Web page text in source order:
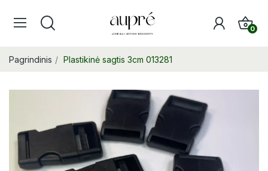
0
Pagrindinis Plastikinė sagtis 3cm 013281